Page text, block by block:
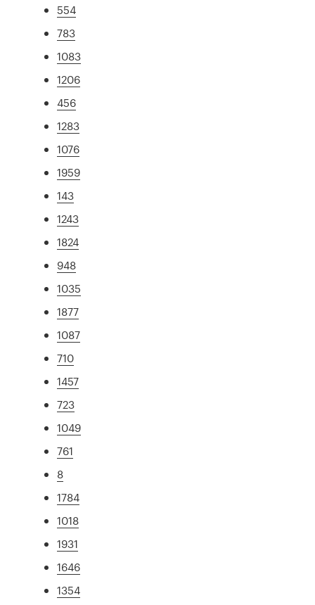
554
783
1083
1206
456
1283
1076
1959
143
1243
1824
948
1035
1877
1087
710
1457
723
1049
761
8
1784
1018
1931
1646
1354